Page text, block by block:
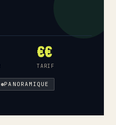
€€
TARIF
PANORAMIQUE